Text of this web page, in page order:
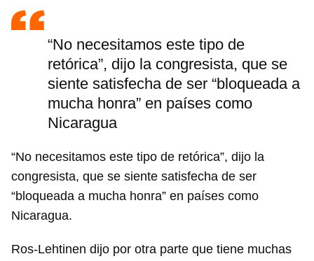
“No necesitamos este tipo de
retórica”, dijo la congresista, que se
siente satisfecha de ser “bloqueada a
mucha honra” en países como
Nicaragua
“No necesitamos este tipo de retórica”, dijo la
congresista, que se siente satisfecha de ser
“bloqueada a mucha honra” en países como
Nicaragua.
Ros-Lehtinen dijo por otra parte que tiene muchas